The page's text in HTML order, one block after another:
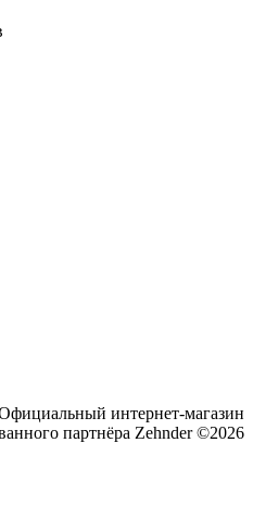
интернет-магазин
партнёра Zehnder ©2026